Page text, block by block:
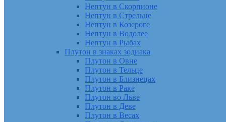
Нептун в Скорпионе
Нептун в Стрельце
Нептун в Козероге
Нептун в Водолее
Нептун в Рыбах
Плутон в знаках зодиака
Плутон в Овне
Плутон в Тельце
Плутон в Близнецах
Плутон в Раке
Плутон во Льве
Плутон в Деве
Плутон в Весах